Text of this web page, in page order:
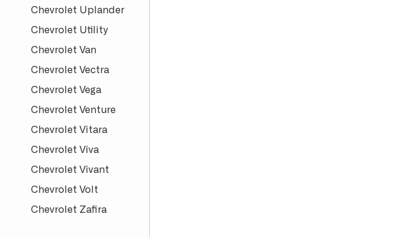
Chevrolet Uplander
Chevrolet Utility
Chevrolet Van
Chevrolet Vectra
Chevrolet Vega
Chevrolet Venture
Chevrolet Vitara
Chevrolet Viva
Chevrolet Vivant
Chevrolet Volt
Chevrolet Zafira